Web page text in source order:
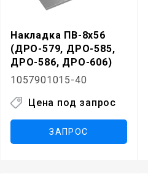
Накладка ПВ-8х56
(ДРО-579, ДРО-585,
ДРО-586, ДРО-606)
1057901015-40
Цена под запрос
ЗАПРОС